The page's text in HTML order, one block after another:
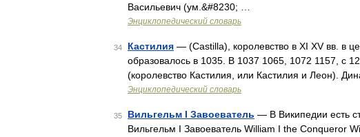
Васильевич (ум.&#8230; …
Энциклопедический словарь
34 Кастилия — (Castilla), королевство в XI XV вв. в
образовалось в 1035. В 1037 1065, 1072 1157, с
(королевство Кастилия, или Кастилия и Леон).
Энциклопедический словарь
35 Вильгельм I Завоеватель — В Википедии есть
Вильгельм I Завоеватель William I the Conqueror